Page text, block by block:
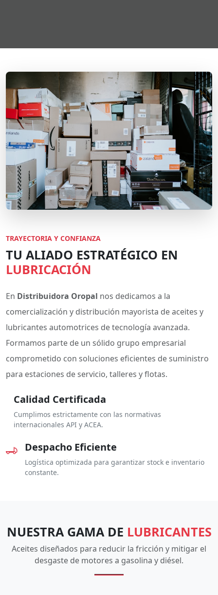
TRAYECTORIA Y CONFIANZA
TU ALIADO ESTRATÉGICO EN
LUBRICACIÓN
En Distribuidora Oropal nos dedicamos a la
comercialización y distribución mayorista de aceites y
lubricantes automotrices de tecnología avanzada.
Formamos parte de un sólido grupo empresarial
comprometido con soluciones eficientes de suministro
para estaciones de servicio, talleres y flotas.
Calidad Certificada
Cumplimos estrictamente con las normativas
internacionales API y ACEA.
Despacho Eficiente
Logística optimizada para garantizar stock e inventario
constante.
NUESTRA GAMA DE LUBRICANTES
Aceites diseñados para reducir la fricción y mitigar el
desgaste de motores a gasolina y diésel.